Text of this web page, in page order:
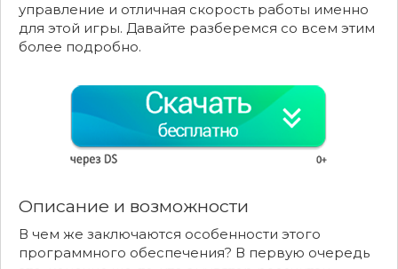
управление и отличная скорость работы именно
для этой игры. Давайте разберемся со всем этим
более подробно.
Описание и возможности
В чем же заключаются особенности этого
программного обеспечения? В первую очередь